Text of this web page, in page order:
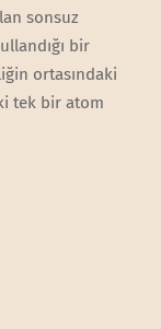
sonsuz
bir
ortasındaki
tek bir atom